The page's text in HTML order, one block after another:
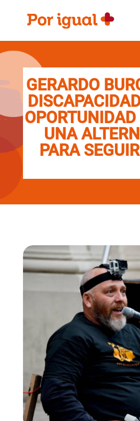
contenido
navegación
GERARDO
UNA
PARA